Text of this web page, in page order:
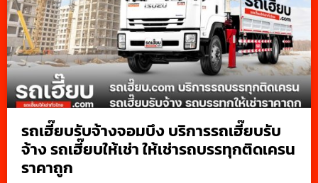
รถเฮี๊ยบรับจ้างจอมบึง บริการรถเฮี๊ยบรับ
จ้าง รถเฮี๊ยบให้เช่า ให้เช่ารถบรรทุกติดเครน
ราคาถูก